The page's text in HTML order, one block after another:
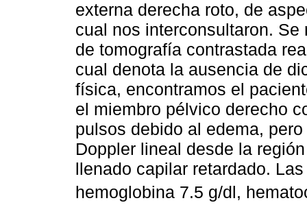
externa derecha roto, de
cual nos interconsultaron.
de tomografía contrastada
cual denota la ausencia de
física, encontramos el
el miembro pélvico derecho
pulsos debido al edema,
Doppler lineal desde la
llenado capilar retardado.
hemoglobina 7.5 g/dl,